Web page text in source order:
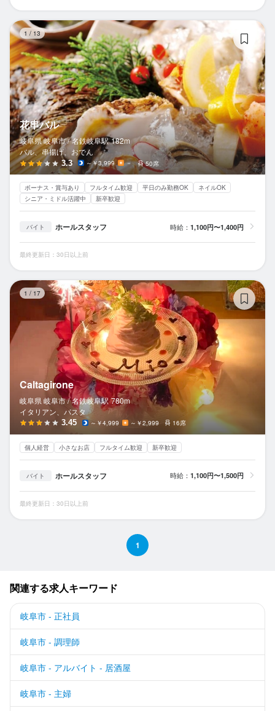
1 / 13
花串バル
岐阜県 岐阜市 / 名鉄岐阜駅 182m
バル、串揚げ、おでん
3.3 ～￥3,999 － 50席
ボーナス・賞与あり フルタイム歓迎 平日のみ勤務OK
ネイルOK
シニア・ミドル活躍中
新卒歓迎
バイト ホールスタッフ 時給： 1,100円〜1,400円
最終更新日：30日以上前
1 / 17
Caltagirone
岐阜県 岐阜市 / 名鉄岐阜駅 780m
イタリアン、パスタ
3.45 ～￥4,999 ～￥2,999 16席
個人経営 小さなお店 フルタイム歓迎 新卒歓迎
バイト ホールスタッフ 時給： 1,100円〜1,500円
最終更新日：30日以上前
1
関連する求人キーワード
岐阜市 - 正社員
岐阜市 - 調理師
岐阜市 - アルバイト - 居酒屋
岐阜市 - 主婦